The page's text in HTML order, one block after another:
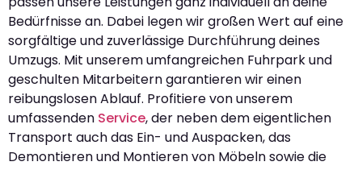
Bedürfnisse an. Dabei legen wir großen Wert auf eine
sorgfältige und zuverlässige Durchführung deines
Umzugs. Mit unserem umfangreichen Fuhrpark und
geschulten Mitarbeitern garantieren wir einen
reibungslosen Ablauf. Profitiere von unserem
umfassenden Service, der neben dem eigentlichen
Transport auch das Ein- und Auspacken, das
Demontieren und Montieren von Möbeln sowie die